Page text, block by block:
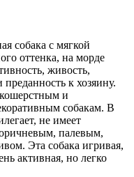
собака с мягкой
оттенка, на морде
живость,
к хозяину.
и
собакам. В
не имеет
палевым,
Эта собака игривая,
активная, но легко